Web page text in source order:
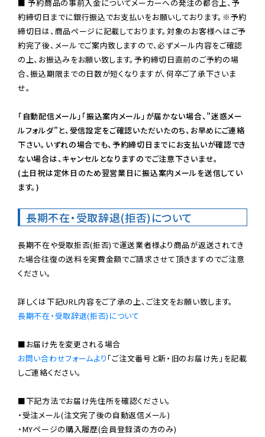
■ 予約商品の事前入金についてメーカーへの発注の都合上、予
約締切日までに銀行振込でお支払いをお願いしております。※予約
締切日は、商品ページに記載しております。対象のお客様へはご予
約完了後、メールでご案内致しますので、必ずメール内容をご確認
の上、お振込みをお願い致します。予約締切日直前のご予約の場
合、振込期限までの日数が短くなりますが、何卒ご了承下さいま
せ。
「自動配信メール」「振込案内メール」が届かない場合、”迷惑メー
ルフォルダ”と、受信設定をご確認いただいたのち、お早めにご連絡
下さい。いずれの場合でも、予約締切日までにお支払いが確認でき
ない場合は、キャンセルとなりますのでご注意下さいませ。
(土日祝は定休日のため翌営業日に振込案内メールを送信してい
ます。)
長期不在・受取辞退(拒否)について
長期不在や受取拒否(拒否)で運送業者様より商品が返送されてき
た場合往復の送料を実費金額でご請求させて頂きますのでご注意
ください。
長期不在・受取辞退(拒否)について
お問い合わせフォームより 「ご注文番号と新・旧のお届け先」を記載
しご連絡ください。
■下記方法でお届け先住所を確認ください。
・受注メール(注文完了後の自動返信メール)
・MYページの購入履歴(会員登録済の方のみ)